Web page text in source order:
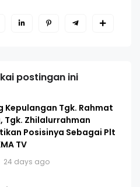
postingan ini
Kepulangan Tgk. Rahmat
Tgk. Zhilalurrahman
Posisinya Sebagai Plt
TV
24 days ago